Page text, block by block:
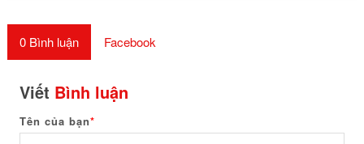
0 Bình luận Facebook
Viết Bình luận
Tên của bạn*